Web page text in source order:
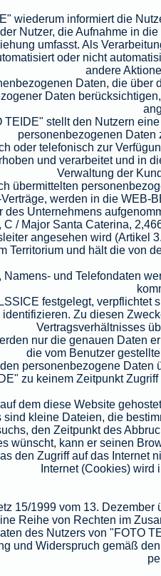
wiederum informiert die
Nutzer, die Aufnahme in
umfasst. Als
oder nicht
andere
Daten, die über
Daten
TEIDE" stellt den Nutzern
personenbezogenen Daten
oder telefonisch zur
und verarbeitet und in
Verwaltung der
übermittelten
werden in die WEB-
des Unternehmens
C / Major Santa Caterina,
angesehen wird (Artikel
Territorium und hält die von
Namens- und Telefondaten
festgelegt, verpflichtet
Zu diesen
Vertragsverhältnisses
nur die genauen Daten
die vom Benutzer
personenbezogene Daten
zu keinem Zeitpunkt
dem diese Website
kleine Dateien, die
den Zeitpunkt des
wünscht, kann er seinen
den Zugriff auf das Internet
Internet (Cookies)
15/1999 vom 13.
Reihe von Rechten im
des Nutzers von "FOTO
und Widerspruch gemäß